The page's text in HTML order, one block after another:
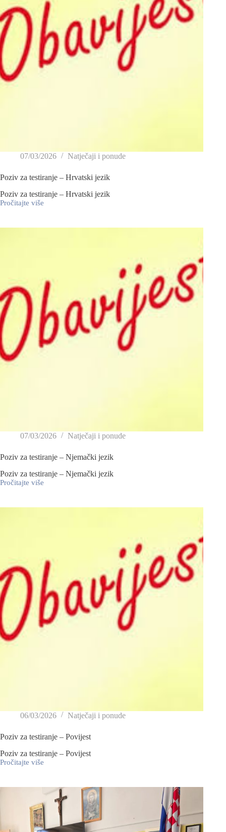
07/03/2026 Natječaji i ponude
Poziv za testiranje – Hrvatski jezik
Poziv za testiranje – Hrvatski jezik
Pročitajte više
07/03/2026 Natječaji i ponude
Poziv za testiranje – Njemački jezik
Poziv za testiranje – Njemački jezik
Pročitajte više
06/03/2026 Natječaji i ponude
Poziv za testiranje – Povijest
Poziv za testiranje – Povijest
Pročitajte više